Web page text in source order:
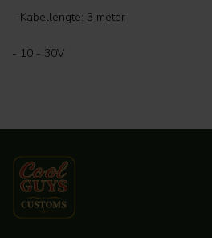
- Kabellengte: 3 meter
- 10 - 30V